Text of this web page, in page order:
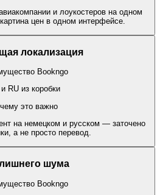
и лоукостеров на одном
цен в одном интерфейсе.
локализация
Bookngo
RU из коробки
это важно
на немецком и русском — заточено
а не просто перевод.
шума
Bookngo